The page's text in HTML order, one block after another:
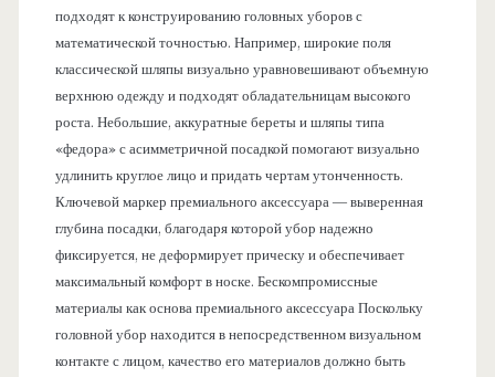
подходят к конструированию головных уборов с
математической точностью. Например, широкие поля
классической шляпы визуально уравновешивают объемную
верхнюю одежду и подходят обладательницам высокого
роста. Небольшие, аккуратные береты и шляпы типа
«федора» с асимметричной посадкой помогают визуально
удлинить круглое лицо и придать чертам утонченность.
Ключевой маркер премиального аксессуара — выверенная
глубина посадки, благодаря которой убор надежно
фиксируется, не деформирует прическу и обеспечивает
максимальный комфорт в носке. Бескомпромиссные
материалы как основа премиального аксессуара Поскольку
головной убор находится в непосредственном визуальном
контакте с лицом, качество его материалов должно быть